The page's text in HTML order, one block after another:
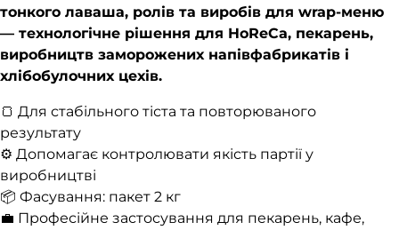
тонкого лаваша, ролів та виробів для wrap-меню
— технологічне рішення для HoReCa, пекарень,
виробництв заморожених напівфабрикатів і
хлібобулочних цехів.
🍞 Для стабільного тіста та повторюваного
результату
⚙️ Допомагає контролювати якість партії у
виробництві
📦 Фасування: пакет 2 кг
💼 Професійне застосування для пекарень, кафе,